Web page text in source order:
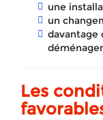
une
un
davantage
Les